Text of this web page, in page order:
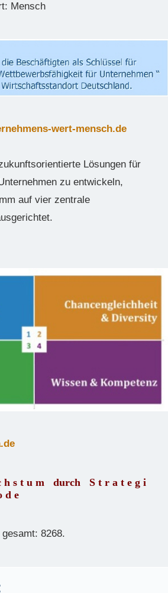
Mensch
wert-mensch.de
Lösungen für
zu entwickeln,
auf vier zentrale
s t u m durch S t r a t e g i
d e
8268.